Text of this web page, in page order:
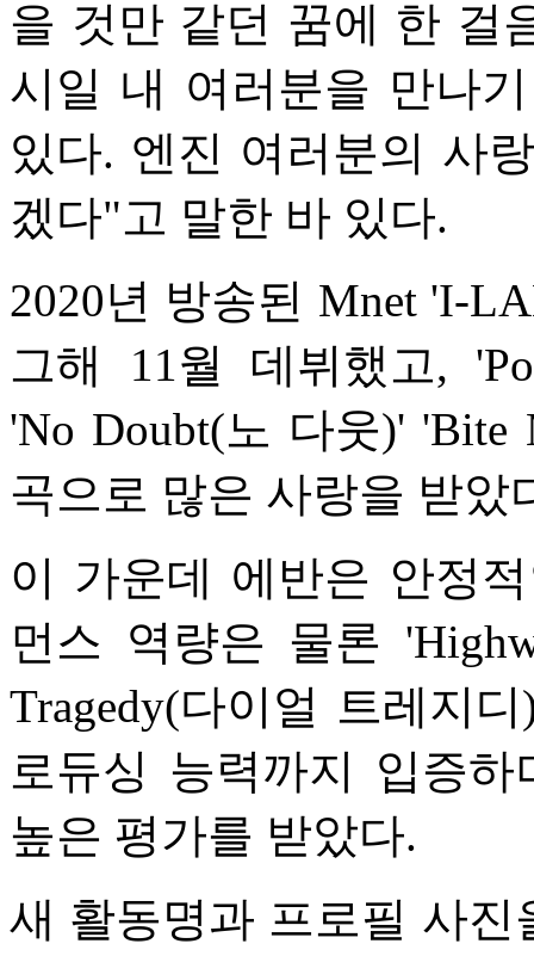
을 것만 같던 꿈에 한 걸
시일 내 여러분을 만나
있다. 엔진 여러분의 사
겠다"고 말한 바 있다.
2020년 방송된 Mnet 'I-
그해 11월 데뷔했고,
'No Doubt(노 다웃)'
곡으로 많은 사랑을 받았
이 가운데 에반은 안정
먼스 역량은 물론
Tragedy(다이얼 트레지
로듀싱 능력까지 입증
높은 평가를 받았다.
새 활동명과 프로필 사